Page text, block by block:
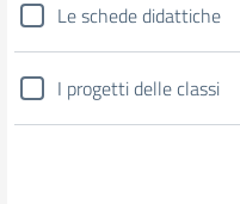
Le schede didattiche
I progetti delle classi